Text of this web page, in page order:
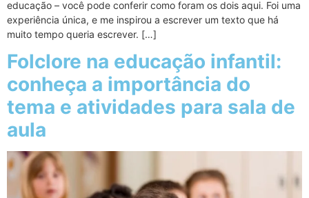
educação – você pode conferir como foram os dois aqui. Foi uma
experiência única, e me inspirou a escrever um texto que há
muito tempo queria escrever. […]
Folclore na educação infantil:
conheça a importância do
tema e atividades para sala de
aula